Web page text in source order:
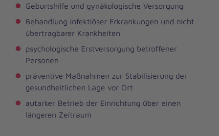
Geburtshilfe und gynäkologische Versorgung
Behandlung infektiöser Erkrankungen und nicht
übertragbarer Krankheiten
psychologische Erstversorgung betroffener
Personen
präventive Maßnahmen zur Stabilisierung der
gesundheitlichen Lage vor Ort
autarker Betrieb der Einrichtung über einen
längeren Zeitraum